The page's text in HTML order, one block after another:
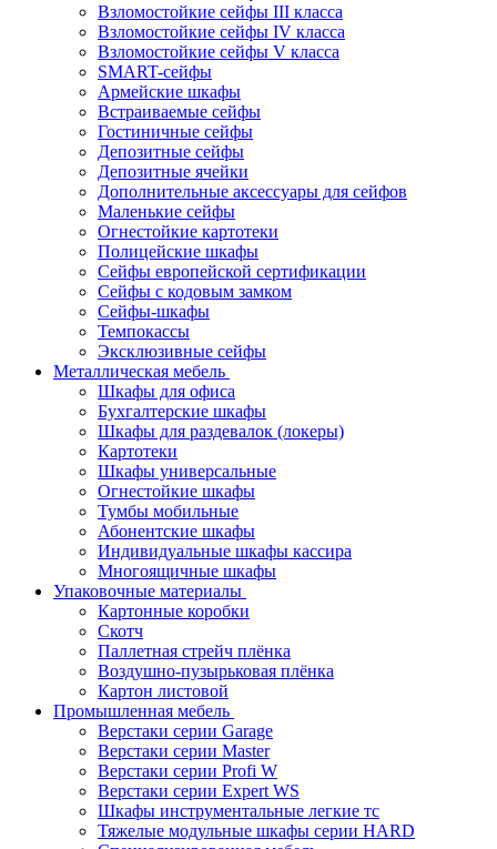
Взломостойкие сейфы III класса
Взломостойкие сейфы IV класса
Взломостойкие сейфы V класса
SMART-сейфы
Армейские шкафы
Встраиваемые сейфы
Гостиничные сейфы
Депозитные сейфы
Депозитные ячейки
Дополнительные аксессуары для сейфов
Маленькие сейфы
Огнестойкие картотеки
Полицейские шкафы
Сейфы европейской сертификации
Сейфы с кодовым замком
Сейфы-шкафы
Темпокассы
Эксклюзивные сейфы
Металлическая мебель
Шкафы для офиса
Бухгалтерские шкафы
Шкафы для раздевалок (локеры)
Картотеки
Шкафы универсальные
Огнестойкие шкафы
Тумбы мобильные
Абонентские шкафы
Индивидуальные шкафы кассира
Многоящичные шкафы
Упаковочные материалы
Картонные коробки
Скотч
Паллетная стрейч плёнка
Воздушно-пузырьковая плёнка
Картон листовой
Промышленная мебель
Верстаки серии Garage
Верстаки серии Master
Верстаки серии Profi W
Верстаки серии Expert WS
Шкафы инструментальные легкие тс
Тяжелые модульные шкафы серии HARD